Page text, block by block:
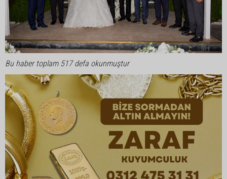
Bu haber toplam 517 defa okunmuştur